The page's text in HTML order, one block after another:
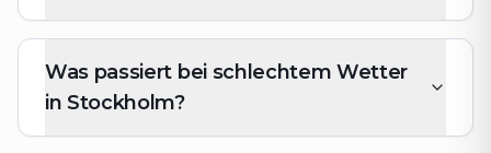
Was passiert bei schlechtem Wetter
in Stockholm?